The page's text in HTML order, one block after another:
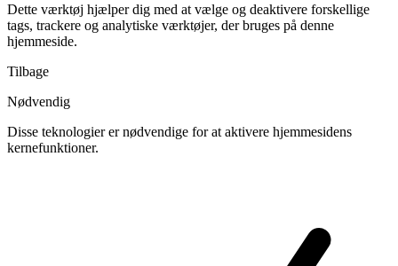
Dette værktøj hjælper dig med at vælge og deaktivere forskellige
tags, trackere og analytiske værktøjer, der bruges på denne
hjemmeside.
Tilbage
Nødvendig
Disse teknologier er nødvendige for at aktivere hjemmesidens
kernefunktioner.